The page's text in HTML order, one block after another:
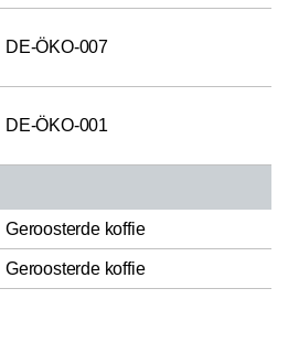
DE-ÖKO-007
DE-ÖKO-001
Geroosterde koffie
Geroosterde koffie